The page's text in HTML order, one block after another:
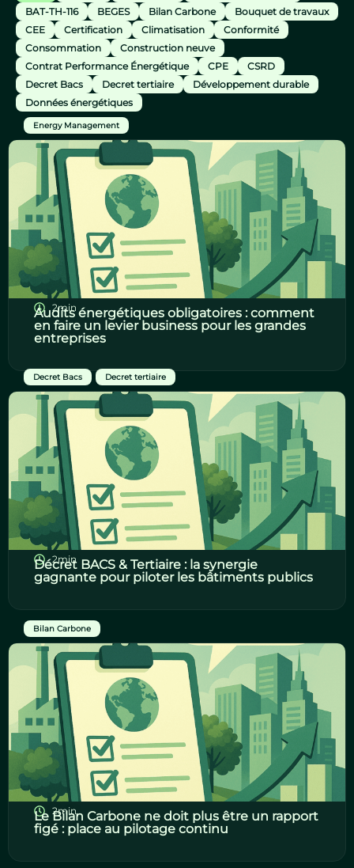
BAT-TH-116
BEGES Bilan Carbone
Bouquet de travaux
CEE
Certification Climatisation
Conformité
Consommation
Construction neuve
Contrat Performance Énergétique
CPE
CSRD
Decret Bacs
Decret tertiaire
Développement durable
Données énergétiques
Energy Management
2min
Audits énergétiques obligatoires : comment
en faire un levier business pour les grandes
entreprises
Decret Bacs Decret tertiaire
2min
Décret BACS & Tertiaire : la synergie
gagnante pour piloter les bâtiments publics
Bilan Carbone
2min
Le Bilan Carbone ne doit plus être un rapport
figé : place au pilotage continu